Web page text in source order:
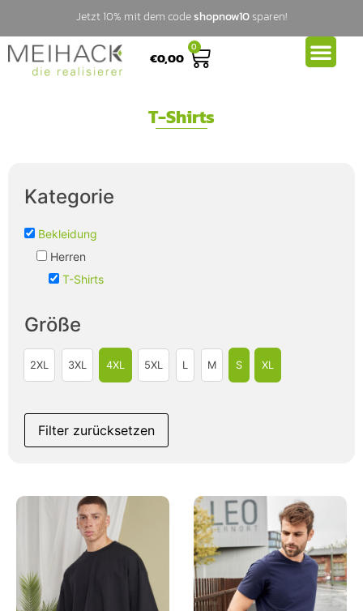
Jetzt 10% mit dem codeshopnow10sparen!
€0,00
0
T-Shirts
Kategorie
Bekleidung
Herren
T-Shirts
Größe
2XL 3XL 4XL 5XL L M S XL
Filter zurücksetzen